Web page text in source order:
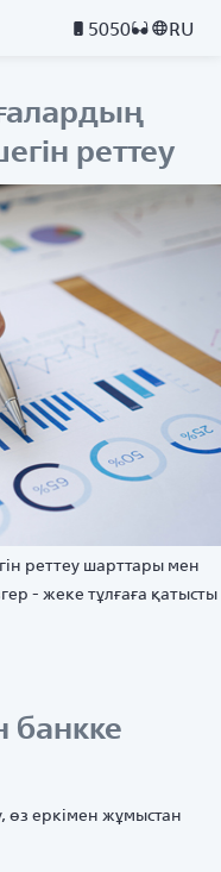
5050 RU
реттеу
реттеу шарттары мен
- жеке тұлғаға қатысты
банкке
өз еркімен жұмыстан